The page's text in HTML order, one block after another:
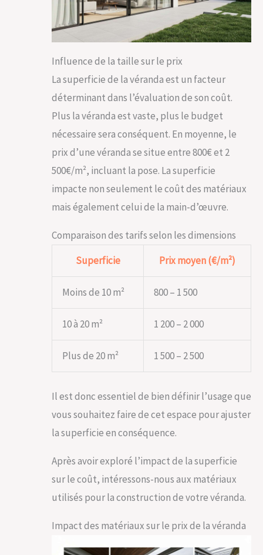
Influence de la taille sur le prix
La superficie de la véranda est un facteur
déterminant dans l’évaluation de son coût.
Plus la véranda est vaste, plus le budget
nécessaire sera conséquent. En moyenne, le
prix d’une véranda se situe entre 800€ et 2
500€/m², incluant la pose. La superficie
impacte non seulement le coût des matériaux
mais également celui de la main-d’œuvre.
Comparaison des tarifs selon les dimensions
Superficie
Prix moyen (€/m²)
Moins de 10 m² 800 – 1 500
10 à 20 m² 1 200 – 2 000
Plus de 20 m² 1 500 – 2 500
Il est donc essentiel de bien définir l’usage que
vous souhaitez faire de cet espace pour ajuster
la superficie en conséquence.
Après avoir exploré l’impact de la superficie
sur le coût, intéressons-nous aux matériaux
utilisés pour la construction de votre véranda.
Impact des matériaux sur le prix de la véranda